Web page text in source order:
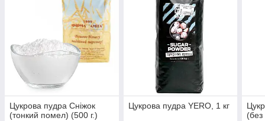
Цукрова пудра Сніжок
(тонкий помел) (500 г.)
Цукрова пудра YERO, 1 кг